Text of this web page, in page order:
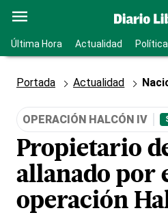
Última Hora Actualidad Política
Portada Actualidad
OPERACIÓN HALCÓN IV
Propietario
allanado por
operación